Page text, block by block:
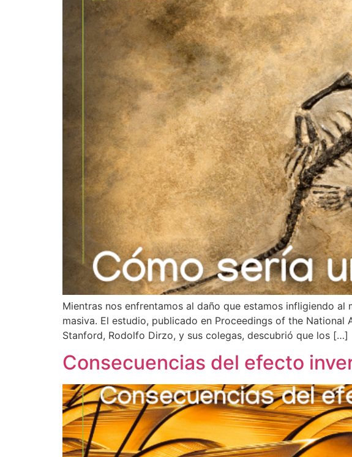
Mientras nos enfrentamos al daño que estamos infligiendo
masiva. El estudio, publicado en Proceedings of the
Stanford, Rodolfo Dirzo, y sus colegas, descubrió que los […]
Consecuencias del efecto